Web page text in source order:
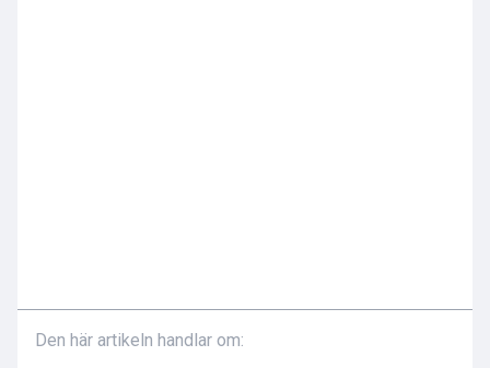
Den här artikeln handlar om: